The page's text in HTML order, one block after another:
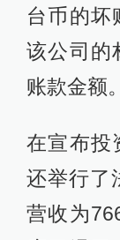
台币的坏
该公司的
账款金额。
在宣布投
还举行了
营收为